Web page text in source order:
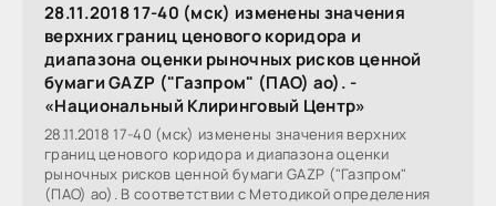
28.11.2018 17-40 (мск) изменены значения
верхних границ ценового коридора и
диапазона оценки рыночных рисков ценной
бумаги GAZP ("Газпром" (ПАО) ао). -
«Национальный Клиринговый Центр»
28.11.2018 17-40 (мск) изменены значения верхних
границ ценового коридора и диапазона оценки
рыночных рисков ценной бумаги GAZP ("Газпром"
(ПАО) ао). В соответствии с Методикой определения